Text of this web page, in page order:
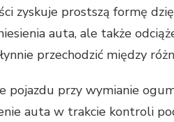
zyskuje prostszą formę
auta, ale także
przechodzić między
pojazdu przy wymianie
auta w trakcie kontroli